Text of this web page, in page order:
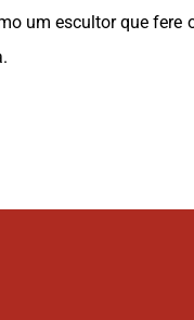
um escultor que fere